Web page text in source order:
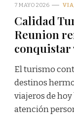
7 MAYO 2026
Calidad
Reunion
conquistar
El turismo
destinos
viajeros de
atención